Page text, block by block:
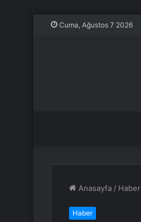
Cuma, Ağustos 7 2026
Anasayfa / Haber
Haber